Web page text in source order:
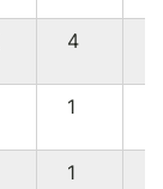
4
1
1